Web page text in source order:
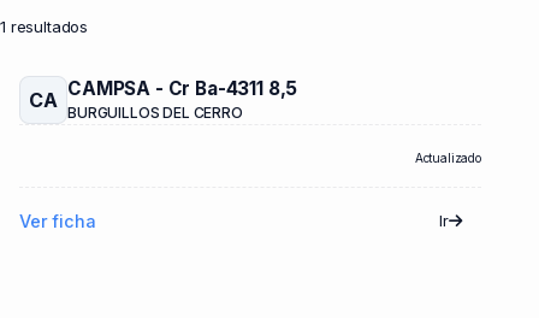
1 resultados
CA CAMPSA - Cr Ba-4311 8,5
BURGUILLOS DEL CERRO
Actualizado
Ver ficha Ir